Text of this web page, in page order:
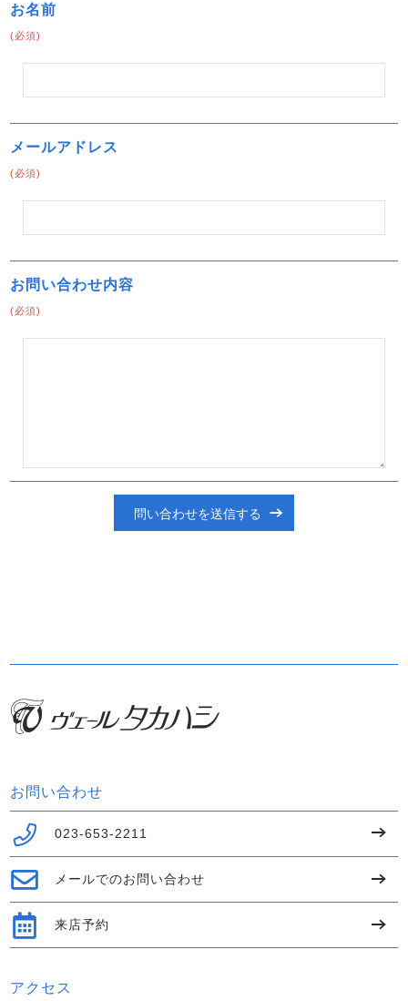
お名前
(必須)
メールアドレス
(必須)
お問い合わせ内容
(必須)
問い合わせを送信する
お問い合わせ
023-653-2211
メールでのお問い合わせ
来店予約
アクセス